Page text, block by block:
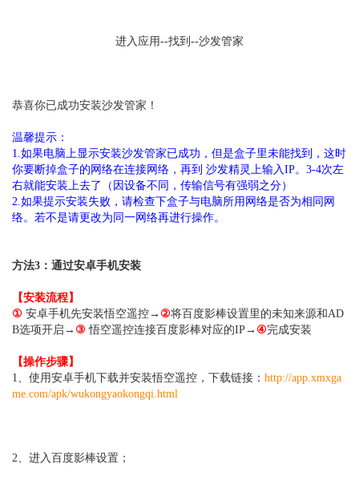
进入应用--找到--沙发管家
恭喜你已成功安装沙发管家！
温馨提示：
1.如果电脑上显示安装沙发管家已成功，但是盒子里未能找到，这时
你要断掉盒子的网络在连接网络，再到 沙发精灵上输入IP。3-4次左
右就能安装上去了（因设备不同，传输信号有强弱之分）
2.如果提示安装失败，请检查下盒子与电脑所用网络是否为相同网
络。若不是请更改为同一网络再进行操作。
方法3：通过安卓手机安装
【安装流程】
① 安卓手机先安装悟空遥控→ ②将百度影棒设置里的未知来源和AD
B选项开启→ ③ 悟空遥控连接百度影棒对应的IP→ ④完成安装
【操作步骤】
1、使用安卓手机下载并安装悟空遥控，下载链接： http://app.xmxga
me.com/apk/wukongyaokongqi.html
2、进入百度影棒设置；